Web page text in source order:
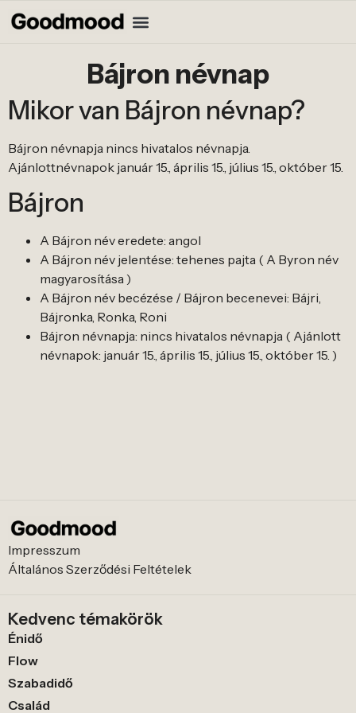
Bájron névnap
Mikor van Bájron névnap?
Bájron névnapja nincs hivatalos névnapja.
Ajánlottnévnapok január 15., április 15., július 15., október 15.
Bájron
A Bájron név eredete: angol
A Bájron név jelentése: tehenes pajta ( A Byron név
magyarosítása )
A Bájron név becézése / Bájron becenevei: Bájri,
Bájronka, Ronka, Roni
Bájron névnapja: nincs hivatalos névnapja ( Ajánlott
névnapok: január 15., április 15., július 15., október 15. )
Impresszum
Általános Szerződési Feltételek
Kedvenc témakörök
Énidő
Flow
Szabadidő
Család